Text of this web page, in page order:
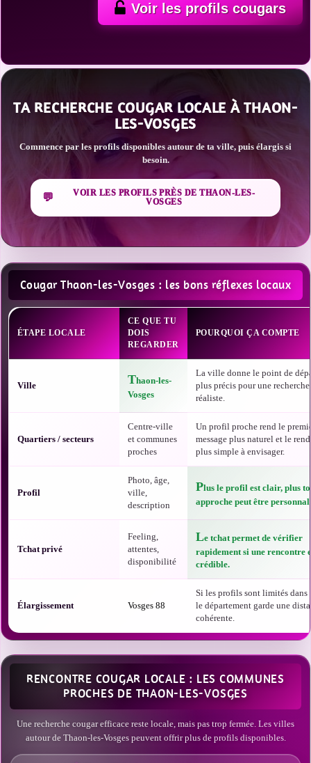
Voir les profils cougars
TA RECHERCHE COUGAR LOCALE À THAON-
LES-VOSGES
Commence par les profils disponibles autour de ta ville, puis élargis si
besoin.
VOIR LES PROFILS PRÈS DE THAON-LES-
VOSGES
Cougar Thaon-les-Vosges : les bons réflexes locaux
ÉTAPE LOCALE
CE QUE TU
DOIS
REGARDER
POURQUOI ÇA COMPTE
Ville Thaon-les-
Vosges
La ville donne le point de
plus précis pour une
réaliste.
Quartiers / secteurs
Centre-ville
et communes
proches
Un profil proche rend le
message plus naturel et le
plus simple à envisager.
Profil
Photo, âge,
ville,
description
Plus le profil est clair, plus
approche peut être
Tchat privé
Feeling,
attentes,
disponibilité
Le tchat permet de vérifier
rapidement si une rencontre
crédible.
Élargissement Vosges 88
Si les profils sont limités dans
le département garde une
cohérente.
RENCONTRE COUGAR LOCALE : LES COMMUNES
PROCHES DE THAON-LES-VOSGES
Une recherche cougar efficace reste locale, mais pas trop fermée. Les villes
autour de Thaon-les-Vosges peuvent offrir plus de profils disponibles.